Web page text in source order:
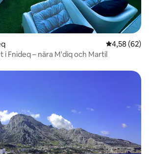
4,58 av 5 i
4,58 (62)
i Fnideq – nära M'diq och Martil